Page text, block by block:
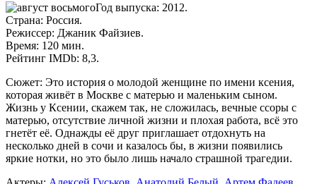
Год выпуска: 2012.
Страна: Россия.
Режиссер: Джаник Файзиев.
Время: 120 мин.
Рейтинг IMDb: 8,3.
Сюжет: Это история о молодой женщине по имени ксения,
которая живёт в Москве с матерью и маленьким сыном.
Жизнь у Ксении, скажем так, не сложилась, вечные ссоры с
матерью, отсутствие личной жизни и плохая работа, всё это
гнетёт её. Однажды её друг приглашает отдохнуть на
несколько дней в сочи и казалось бы, в жизни появились
яркие нотки, но это было лишь начало страшной трагедии.